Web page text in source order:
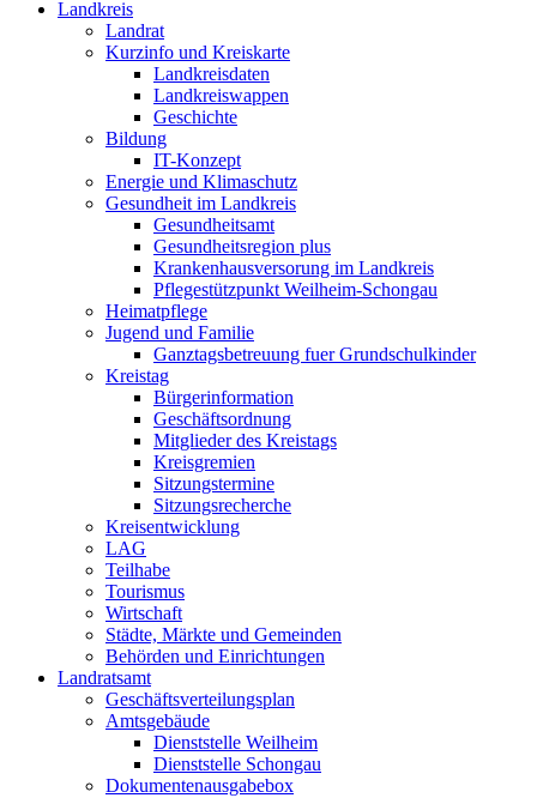
Landkreis
Landrat
Kurzinfo und Kreiskarte
Landkreisdaten
Landkreiswappen
Geschichte
Bildung
IT-Konzept
Energie und Klimaschutz
Gesundheit im Landkreis
Gesundheitsamt
Gesundheitsregion plus
Krankenhausversorung im Landkreis
Pflegestützpunkt Weilheim-Schongau
Heimatpflege
Jugend und Familie
Ganztagsbetreuung fuer Grundschulkinder
Kreistag
Bürgerinformation
Geschäftsordnung
Mitglieder des Kreistags
Kreisgremien
Sitzungstermine
Sitzungsrecherche
Kreisentwicklung
LAG
Teilhabe
Tourismus
Wirtschaft
Städte, Märkte und Gemeinden
Behörden und Einrichtungen
Landratsamt
Geschäftsverteilungsplan
Amtsgebäude
Dienststelle Weilheim
Dienststelle Schongau
Dokumentenausgabebox